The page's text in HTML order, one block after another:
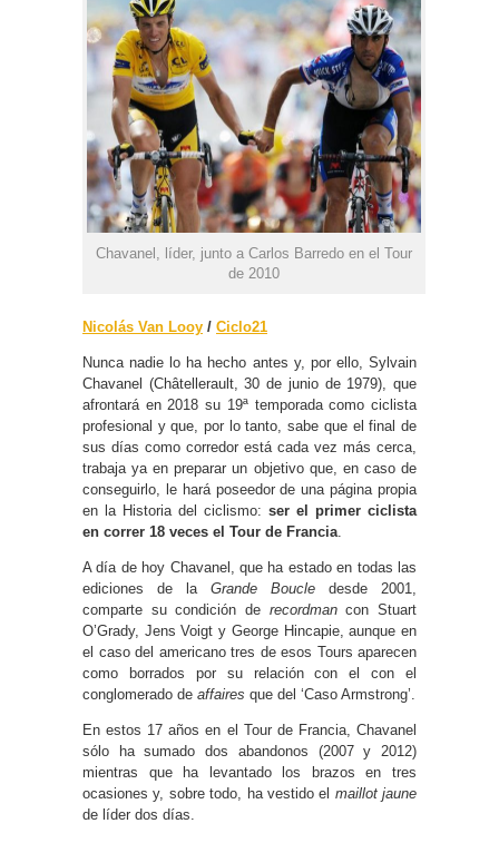
Chavanel, líder, junto a Carlos Barredo en el Tour
de 2010
Nicolás Van Looy / Ciclo21
Nunca nadie lo ha hecho antes y, por ello, Sylvain
Chavanel (Châtellerault, 30 de junio de 1979), que
afrontará en 2018 su 19ª temporada como ciclista
profesional y que, por lo tanto, sabe que el final de
sus días como corredor está cada vez más cerca,
trabaja ya en preparar un objetivo que, en caso de
conseguirlo, le hará poseedor de una página propia
en la Historia del ciclismo: ser el primer ciclista
en correr 18 veces el Tour de Francia.
A día de hoy Chavanel, que ha estado en todas las
ediciones de la Grande Boucle desde 2001,
comparte su condición de recordmancon Stuart
O’Grady, Jens Voigt y George Hincapie, aunque en
el caso del americano tres de esos Tours aparecen
como borrados por su relación con el con el
conglomerado de affaires que del ‘Caso Armstrong’.
En estos 17 años en el Tour de Francia, Chavanel
sólo ha sumado dos abandonos (2007 y 2012)
mientras que ha levantado los brazos en tres
ocasiones y, sobre todo, ha vestido el maillot jaune
de líder dos días.